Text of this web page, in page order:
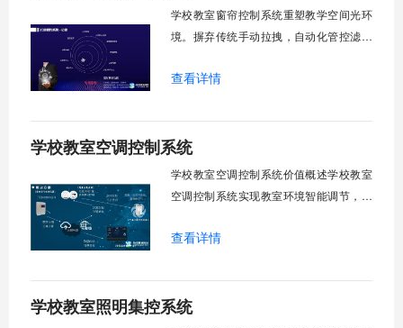
学校教室窗帘控制系统重塑教学空间光环
境。摒弃传统手动拉拽，自动化管控滤除
足，节能降耗。精准适配多媒体教学、考
能智慧校园生态升级。智能光感调节1. 动
态光照追踪实时捕捉室外照度参数。光照
查看详情
学校教室空调控制系统
学校教室空调控制系统价值概述学校教室
空调控制系统实现教室环境智能调节，提
管理全校空调设备，远程监控运行状态，
警。管理人员通过平台统一管控，减少人
工巡检工作量，延长设备使用寿命，节约
查看详情
学校教室照明集控系统